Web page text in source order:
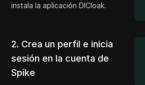
instala la aplicación DICloak.
2. Crea un perfil e inicia
sesión en la cuenta de
Spike